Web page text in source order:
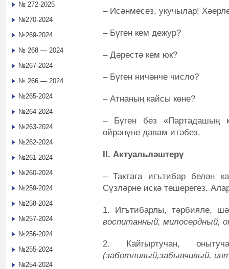
‒ Исәнмесез, укучылар!
‒ Бүген кем дежур?
‒ Дәрестә кем юк?
‒ Бүген ничәнче число?
‒ Атнаның кайсы көне?
‒ Бүген без «Партадашың
өйрәнүне дәвам итәбез.
II. Актуальләштерү
‒ Тактага игътибар белән
Сүзләрне искә төшерегез.
1. Игътибарлы, тәрбияле,
воспитанный, милосердный,
2. Кайгыртучан,
(заботливый,забывчивый,
№ 272-2025
№270-2024
№269-2024
№ 268 — 2024
№267-2024
№ 266 — 2024
№265-2024
№264-2024
№263-2024
№262-2024
№261-2024
№260-2024
№259-2024
№258-2024
№257-2024
№256-2024
№255-2024
№254-2024